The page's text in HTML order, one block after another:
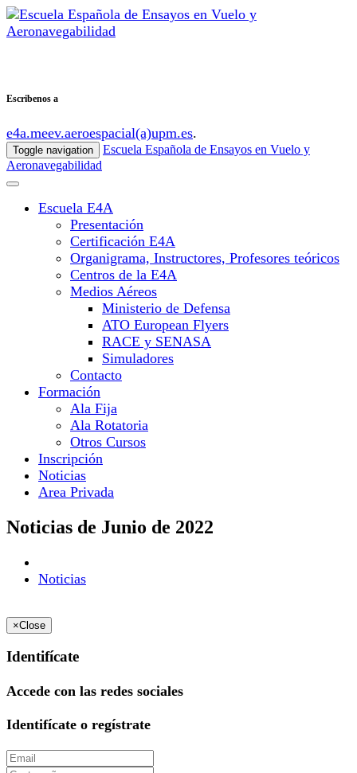
Escribenos a
e4a.meev.aeroespacial(a)upm.es.
Toggle navigation
Escuela Española de Ensayos en Vuelo y
Aeronavegabilidad
Escuela E4A
Presentación
Certificación E4A
Organigrama, Instructores, Profesores teóricos
Centros de la E4A
Medios Aéreos
Ministerio de Defensa
ATO European Flyers
RACE y SENASA
Simuladores
Contacto
Formación
Ala Fija
Ala Rotatoria
Otros Cursos
Inscripción
Noticias
Area Privada
Noticias de Junio de 2022
Noticias
×Close
Identifícate
Accede con las redes sociales
Identifícate o regístrate